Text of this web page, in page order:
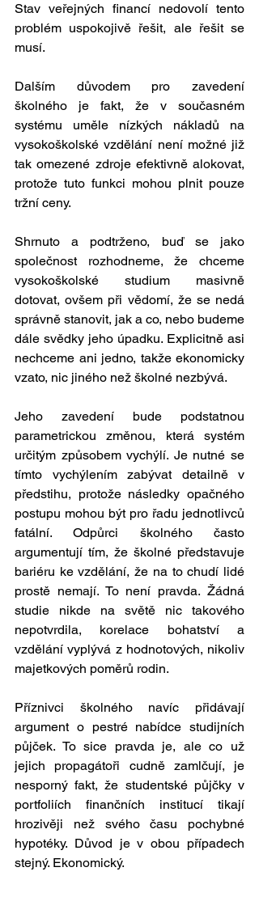
Stav veřejných financí nedovolí tento
problém uspokojivě řešit, ale řešit se
musí.
Dalším důvodem pro zavedení
školného je fakt, že v současném
systému uměle nízkých nákladů na
vysokoškolské vzdělání není možné již
tak omezené zdroje efektivně alokovat,
protože tuto funkci mohou plnit pouze
tržní ceny.
Shrnuto a podtrženo, buď se jako
společnost rozhodneme, že chceme
vysokoškolské studium masivně
dotovat, ovšem při vědomí, že se nedá
správně stanovit, jak a co, nebo budeme
dále svědky jeho úpadku. Explicitně asi
nechceme ani jedno, takže ekonomicky
vzato, nic jiného než školné nezbývá.
Jeho zavedení bude podstatnou
parametrickou změnou, která systém
určitým způsobem vychýlí. Je nutné se
tímto vychýlením zabývat detailně v
předstihu, protože následky opačného
postupu mohou být pro řadu jednotlivců
fatální. Odpůrci školného často
argumentují tím, že školné představuje
bariéru ke vzdělání, že na to chudí lidé
prostě nemají. To není pravda. Žádná
studie nikde na světě nic takového
nepotvrdila, korelace bohatství a
vzdělání vyplývá z hodnotových, nikoliv
majetkových poměrů rodin.
Příznivci školného navíc přidávají
argument o pestré nabídce studijních
půjček. To sice pravda je, ale co už
jejich propagátoři cudně zamlčují, je
nesporný fakt, že studentské půjčky v
portfoliích finančních institucí tikají
hrozivěji než svého času pochybné
hypotéky. Důvod je v obou případech
stejný. Ekonomický.